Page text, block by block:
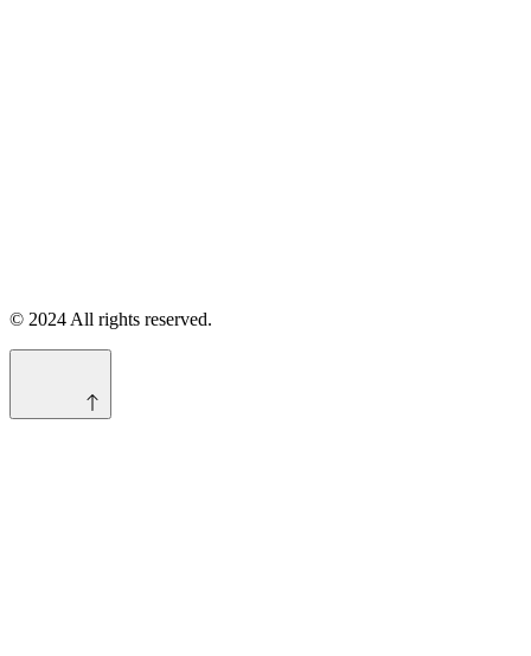
© 2024 All rights reserved.